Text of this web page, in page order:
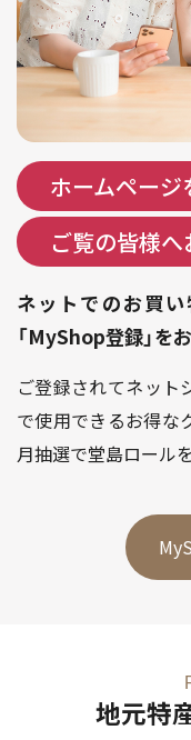
ホームページ
ご覧の皆様
ネットでのお買
「MyShop登録」を
ご登録されてネット
で使用できるお得な
月抽選で堂島ロール
地元特